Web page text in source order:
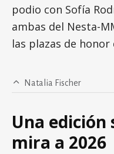
podio con Sofía
ambas del Nesta-
las plazas de
Natalia Fischer
Una edición
mira a 2026